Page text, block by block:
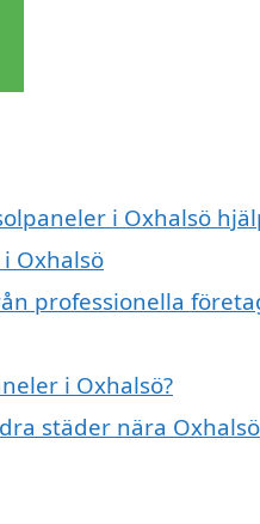
i Oxhalsö
Oxhalsö
professionella
i Oxhalsö?
städer nära Oxhalsö